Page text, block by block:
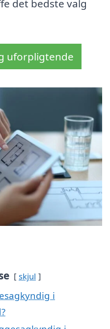
det bedste valg
uforpligtende
skjul
i